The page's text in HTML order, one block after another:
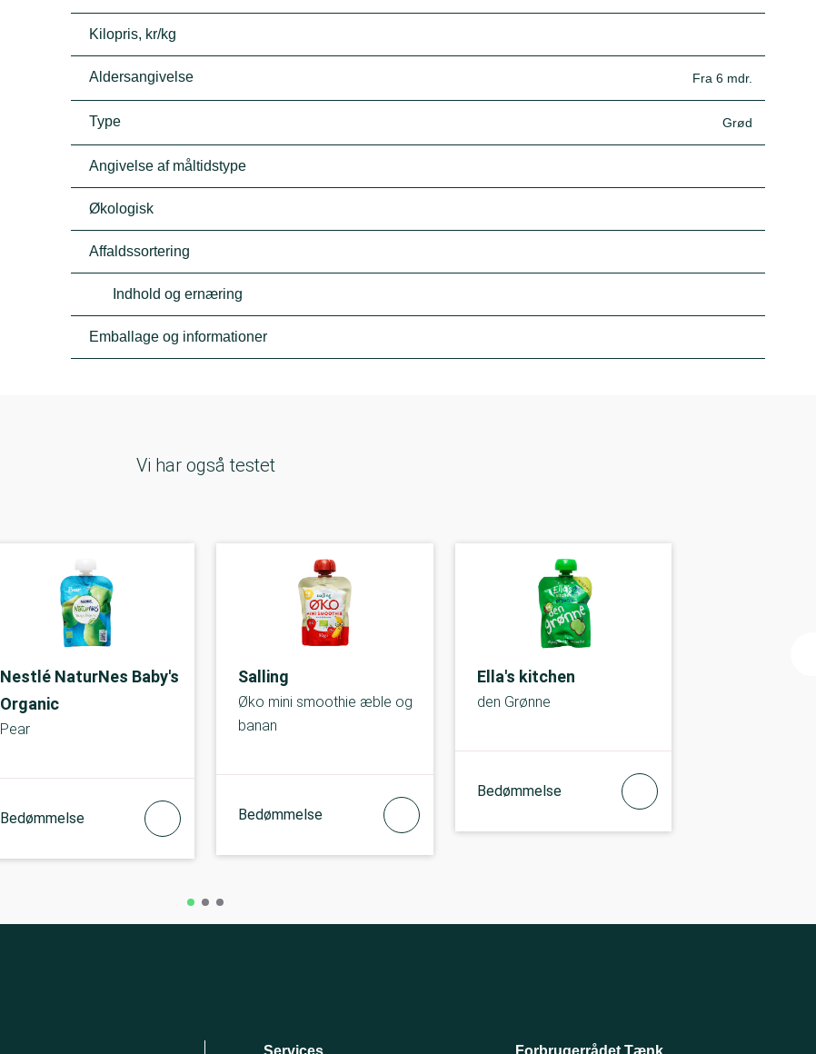
Kilopris, kr/kg
Aldersangivelse Fra 6 mdr.
Type Grød
Angivelse af måltidstype
Økologisk
Affaldssortering
Indhold og ernæring
Emballage og informationer
Vi har også testet
Nestlé NaturNes Baby's
Organic
Pear
Bedømmelse
Salling
Øko mini smoothie æble og
banan
Bedømmelse
Ella's kitchen
den Grønne
Bedømmelse
Services Forbrugerrådet Tænk